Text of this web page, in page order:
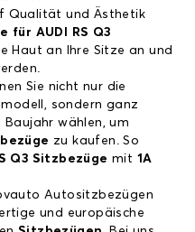
Qualität und Ästhetik
für AUDI RS Q3
Haut an Ihre Sitze an und
Sie nicht nur die
sondern ganz
Baujahr wählen, um
zu kaufen. So
Q3 Sitzbezüge mit 1A
Autositzbezügen
und europäische